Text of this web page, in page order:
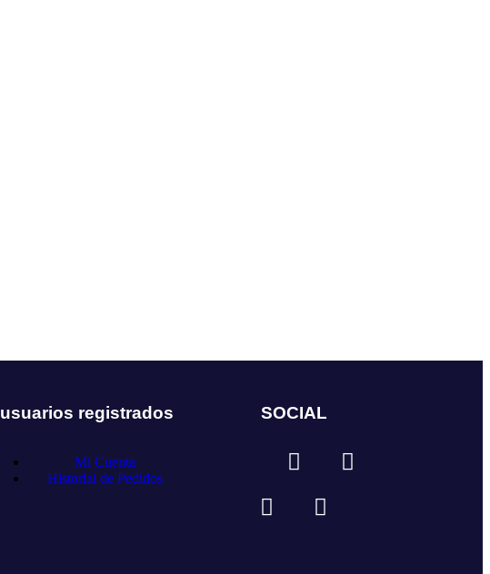
usuarios registrados
Mi Cuenta
Historial de Pedidos
SOCIAL